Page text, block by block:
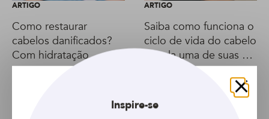
ARTIGO
Como restaurar
cabelos danificados?
Com hidratação,
nutrição e
ARTIGO
Saiba como funciona o
ciclo de vida do cabelo
e cada uma de suas 4
Fechar
Inspire-se